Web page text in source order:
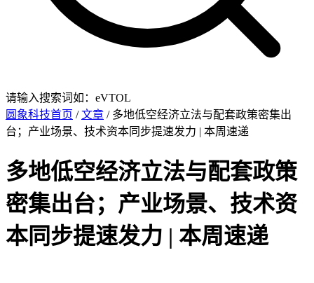
请输入搜索词如：eVTOL
圆象科技首页 /文章 / 多地低空经济立法与配套政策密集出
台；产业场景、技术资本同步提速发力 | 本周速递
多地低空经济立法与配套政策
密集出台；产业场景、技术资
本同步提速发力 | 本周速递